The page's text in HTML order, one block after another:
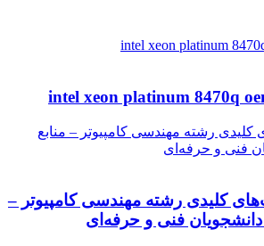
کلیدی رشته مهندسی کامپیوتر – منابع
فنی و حرفه‌ای
کلیدی رشته مهندسی کامپیوتر –
فنی و حرفه‌ای